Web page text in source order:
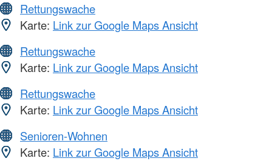
Rettungswache
Karte: Link zur Google Maps Ansicht
Rettungswache
Karte: Link zur Google Maps Ansicht
Rettungswache
Karte: Link zur Google Maps Ansicht
Senioren-Wohnen
Karte: Link zur Google Maps Ansicht